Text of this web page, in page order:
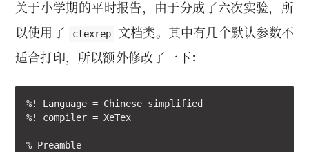
关于小学期的平时报告，由于分成了六次实验，所
以使用了
ctexrep
文档类。其中有几个默认参数不
适合打印，所以额外修改了一下：
%! Language = Chinese simplified
%! compiler = XeTex
% Preamble